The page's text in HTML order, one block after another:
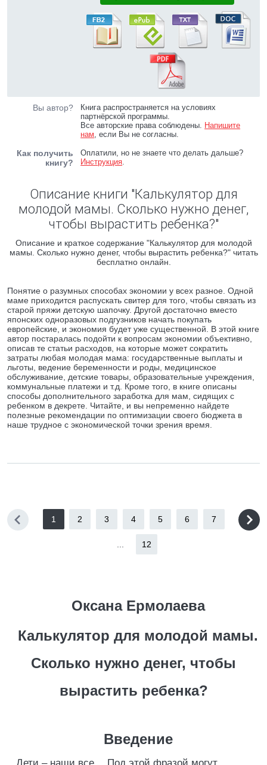
Вы автор?
Книга распространяется на условиях
партнёрской программы.
Все авторские права соблюдены. Напишите
нам, если Вы не согласны.
Как получить
книгу?
Оплатили, но не знаете что делать дальше?
Инструкция.
Описание книги "Калькулятор для
молодой мамы. Сколько нужно денег,
чтобы вырастить ребенка?"
Описание и краткое содержание "Калькулятор для молодой
мамы. Сколько нужно денег, чтобы вырастить ребенка?" читать
бесплатно онлайн.
Понятие о разумных способах экономии у всех разное. Одной
маме приходится распускать свитер для того, чтобы связать из
старой пряжи детскую шапочку. Другой достаточно вместо
японских одноразовых подгузников начать покупать
европейские, и экономия будет уже существенной. В этой книге
автор постаралась подойти к вопросам экономии объективно,
описав те статьи расходов, на которые может сократить
затраты любая молодая мама: государственные выплаты и
льготы, ведение беременности и роды, медицинское
обслуживание, детские товары, образовательные учреждения,
коммунальные платежи и т.д. Кроме того, в книге описаны
способы дополнительного заработка для мам, сидящих с
ребенком в декрете. Читайте, и вы непременно найдете
полезные рекомендации по оптимизации своего бюджета в
наше трудное с экономической точки зрения время.
1 2 3 4 5 6 7
12
Оксана Ермолаева
Калькулятор для молодой мамы.
Сколько нужно денег, чтобы
вырастить ребенка?
Введение